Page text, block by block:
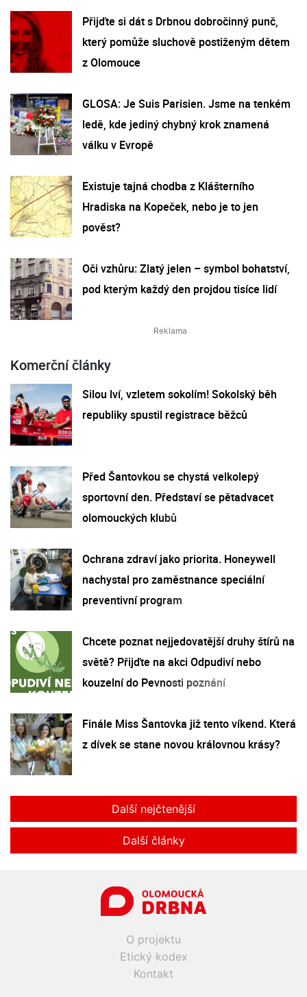
Přijďte si dát s Drbnou dobročinný punč,
který pomůže sluchově postiženým dětem
z Olomouce
GLOSA: Je Suis Parisien. Jsme na tenkém
ledě, kde jediný chybný krok znamená
válku v Evropě
Existuje tajná chodba z Klášterního
Hradiska na Kopeček, nebo je to jen
pověst?
Oči vzhůru: Zlatý jelen – symbol bohatství,
pod kterým každý den projdou tisíce lidí
Komerční články
Silou lví, vzletem sokolím! Sokolský běh
republiky spustil registrace běžců
Před Šantovkou se chystá velkolepý
sportovní den. Představí se pětadvacet
olomouckých klubů
Ochrana zdraví jako priorita. Honeywell
nachystal pro zaměstnance speciální
preventivní program
Chcete poznat nejjedovatější druhy štírů na
světě? Přijďte na akci Odpudiví nebo
kouzelní do Pevnosti poznání
Finále Miss Šantovka již tento víkend. Která
z dívek se stane novou královnou krásy?
Další nejčtenější
Další články
O projektu
Etický kodex
Kontakt